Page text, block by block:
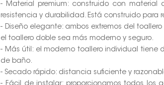
- Material premium: construido con
resistencia y durabilidad. Está construido para
- Diseño elegante: ambos extremos del
el toallero doble sea más moderno y seguro.
- Más útil: el moderno toallero individual
de baño.
- Secado rápido: distancia suficiente y